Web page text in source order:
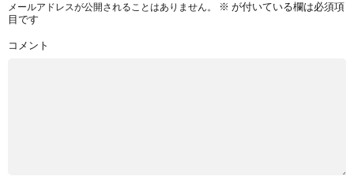
メールアドレスが公開されることはありません。 ※ が付いている欄は必須項
目です
コメント